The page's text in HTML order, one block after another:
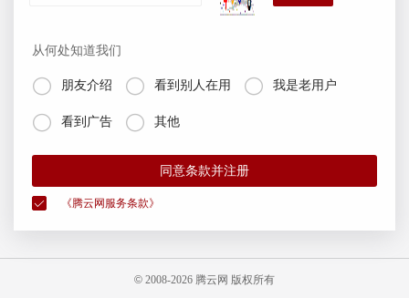
从何处知道我们
 朋友介绍  看到别人在用  我是老用户
 看到广告  其他
同意条款并注册
《腾云网服务条款》
© 2008-2026 腾云网 版权所有